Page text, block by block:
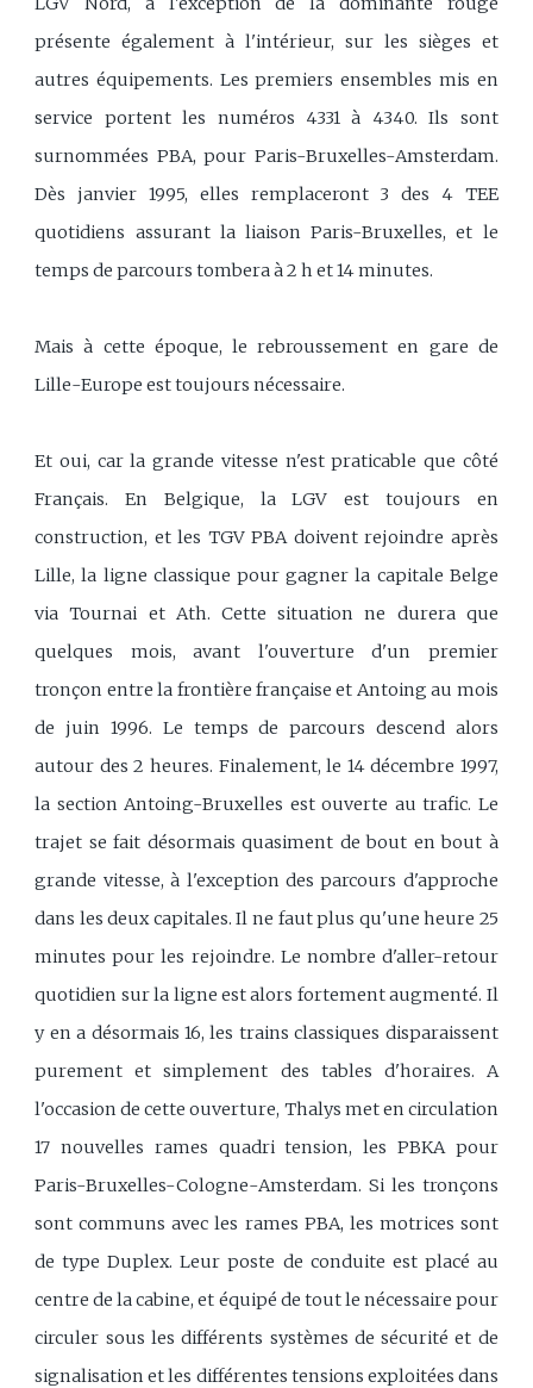
présente également à l'intérieur, sur les sièges et
autres équipements. Les premiers ensembles mis en
service portent les numéros 4331 à 4340. Ils sont
surnommées PBA, pour Paris-Bruxelles-Amsterdam.
Dès janvier 1995, elles remplaceront 3 des 4 TEE
quotidiens assurant la liaison Paris-Bruxelles, et le
temps de parcours tombera à 2 h et 14 minutes.
Mais à cette époque, le rebroussement en gare de
Lille-Europe est toujours nécessaire.
Et oui, car la grande vitesse n'est praticable que côté
Français. En Belgique, la LGV est toujours en
construction, et les TGV PBA doivent rejoindre après
Lille, la ligne classique pour gagner la capitale Belge
via Tournai et Ath. Cette situation ne durera que
quelques mois, avant l'ouverture d'un premier
tronçon entre la frontière française et Antoing au mois
de juin 1996. Le temps de parcours descend alors
autour des 2 heures. Finalement, le 14 décembre 1997,
la section Antoing-Bruxelles est ouverte au trafic. Le
trajet se fait désormais quasiment de bout en bout à
grande vitesse, à l'exception des parcours d'approche
dans les deux capitales. Il ne faut plus qu'une heure 25
minutes pour les rejoindre. Le nombre d'aller-retour
quotidien sur la ligne est alors fortement augmenté. Il
y en a désormais 16, les trains classiques disparaissent
purement et simplement des tables d'horaires. A
l'occasion de cette ouverture, Thalys met en circulation
17 nouvelles rames quadri tension, les PBKA pour
Paris-Bruxelles-Cologne-Amsterdam. Si les tronçons
sont communs avec les rames PBA, les motrices sont
de type Duplex. Leur poste de conduite est placé au
centre de la cabine, et équipé de tout le nécessaire pour
circuler sous les différents systèmes de sécurité et de
signalisation et les différentes tensions exploitées dans